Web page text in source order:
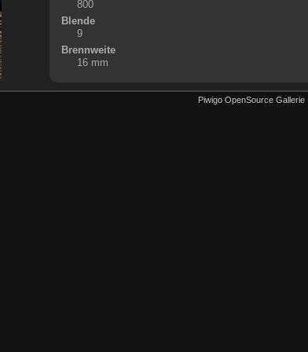
800
Blende
9
Brennweite
16 mm
Piwigo OpenSource Gallerie